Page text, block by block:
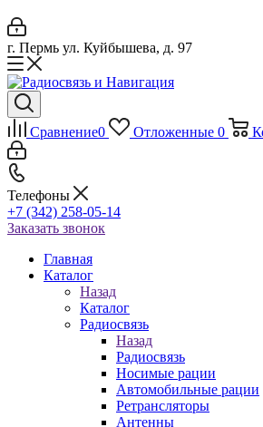
г. Пермь ул. Куйбышева, д. 97
Сравнение0 Отложенные 0
Телефоны
+7 (342) 258-05-14
Заказать звонок
Главная
Каталог
Назад
Каталог
Радиосвязь
Назад
Радиосвязь
Носимые рации
Автомобильные рации
Ретрансляторы
Антенны